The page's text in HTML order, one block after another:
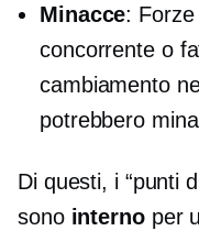
Minacce:
concorrente o
cambiamento
potrebbero
Di questi, i “punti
sono internoper